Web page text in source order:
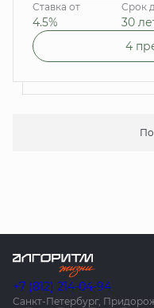
Ставка от
4.5%
Срок
30
4
+7 (812) 214-04-94
Санкт-Петербург,